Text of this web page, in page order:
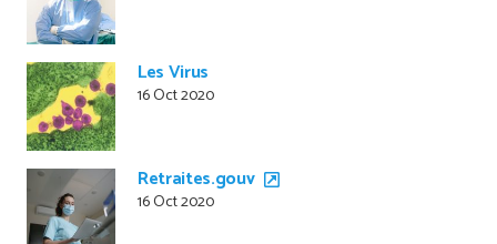
Les Virus
16 Oct 2020
Retraites.gouv
16 Oct 2020